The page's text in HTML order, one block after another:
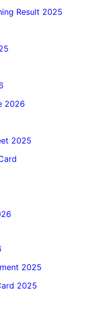
Result 2025
2026
2025
2025
2025